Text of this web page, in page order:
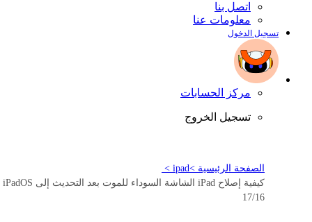
اتصل بنا
معلومات عنا
تسجيل الدخول
مركز الحسابات
تسجيل الخروج
الصفحة الرئيسية >ipad >
كيفية إصلاح iPad الشاشة السوداء للموت بعد التحديث إلى iPadOS
17/16